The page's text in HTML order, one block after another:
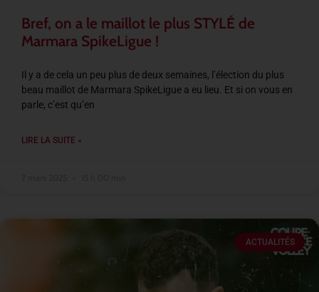
Bref, on a le maillot le plus STYLÉ de
Marmara SpikeLigue !
Il y a de cela un peu plus de deux semaines, l’élection du plus
beau maillot de Marmara SpikeLigue a eu lieu. Et si on vous en
parle, c’est qu’en
LIRE LA SUITE »
ACTUALITÉS